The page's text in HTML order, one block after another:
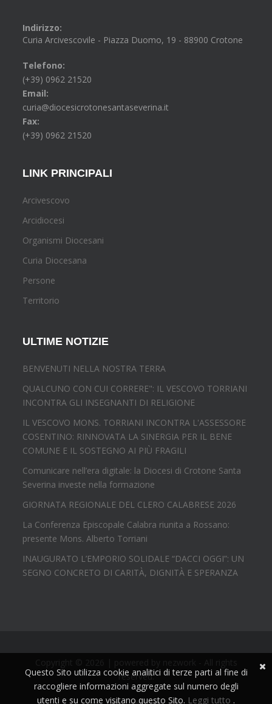
Indirizzo:
Curia Arcivescovile - Piazza Duomo, 19 - 88900 Crotone
Telefono:
(+39) 0962 21520
Email:
curia@diocesicrotonesantaseverina.it
Fax:
(+39) 0962 21520
LINK PRINCIPALI
Arcivescovo
Arcidiocesi
Organismi Diocesani
Curia Diocesana
Persone
Territorio
ULTIME NOTIZIE
BENVENUTI NELLA NOSTRA TERRA
QUALCUNO CON CUI CORRERE": IL VESCOVO TORRIANI
INCONTRA GLI INSEGNANTI DI RELIGIONE
IL VESCOVO MONS. TORRIANI INCONTRA L'ASSESSORE
COSENTINO: RINNOVATA LA SINERGIA PER IL BENE
COMUNE E IL SOSTEGNO AI PIÙ FRAGILI
Comunicare nell’era digitale: la Diocesi di Crotone Santa
Severina investe nella formazione
GIORNATA REGIONALE DEL CLERO CALABRESE 2026
La Conferenza Episcopale Calabra riunita a Rossano:
presente Mons. Alberto Torriani
INAUGURATO L’EMPORIO SOLIDALE “DACCI OGGI”: UN
SEGNO CONCRETO DI CARITÀ, DIGNITÀ E SPERANZA
reserved.
Questo Sito utilizza cookie analitici di terze parti al fine di
raccogliere informazioni aggregate sul numero degli
utenti e su come visitano questo Sito. Leggi tutto .